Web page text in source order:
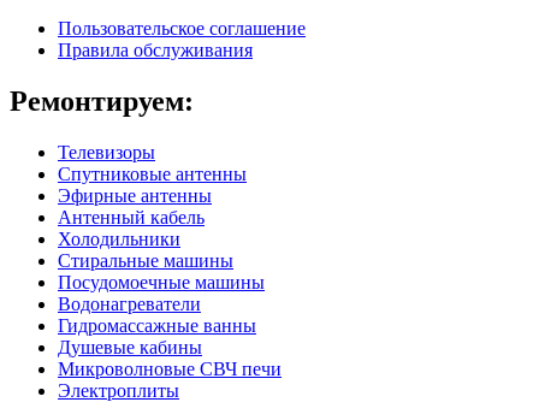
Пользовательское соглашение
Правила обслуживания
Ремонтируем:
Телевизоры
Спутниковые антенны
Эфирные антенны
Антенный кабель
Холодильники
Стиральные машины
Посудомоечные машины
Водонагреватели
Гидромассажные ванны
Душевые кабины
Микроволновые СВЧ печи
Электроплиты